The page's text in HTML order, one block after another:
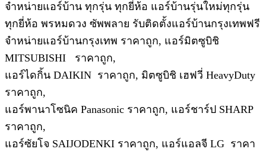
จำหน่ายแอร์บ้าน ทุกรุ่น ทุกยี่ห้อ แอร์บ้านรุ่นใหม่ทุกรุ่น
ทุกยี่ห้อ พรหมดวง ซัพพลาย รับติดตั้งแอร์บ้านกรุงเทพฟรี
จำหน่ายแอร์บ้านกรุงเทพ ราคาถูก, แอร์มิตซูบิชิ
MITSUBISHI ราคาถูก,
แอร์ไดกิ้น DAIKIN ราคาถูก, มิตซูบิชิ เฮฟวี่ HeavyDuty
ราคาถูก,
แอร์พานาโซนิค Panasonic ราคาถูก, แอร์ชาร์ป SHARP
ราคาถูก,
แอร์ซัยโจ SAIJODENKI ราคาถูก, แอร์แอลจี LG ราคา